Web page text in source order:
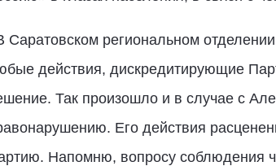
Саратовском региональном
действия, дискредитирующие
Так произошло и в случае с
Его действия
Напомню, вопросу соблюдения